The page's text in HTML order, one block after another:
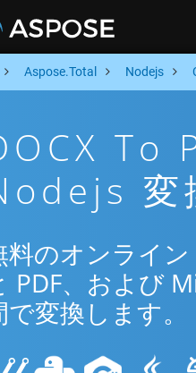
Aspose.Total Nodejs
To
変
料のオンライ
PDF、および
で変換します。